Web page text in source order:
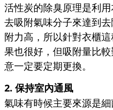
活性炭的除臭原理是利
去吸附氣味分子來達到
附力高，所以針對衣櫃
果也很好，但吸附量比
意一定要定期更換。
2. 保持室內通風
氣味有時候主要來源是